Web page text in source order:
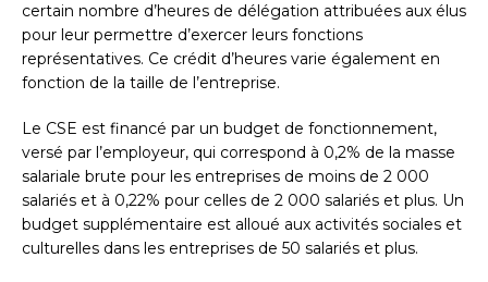
certain nombre d’heures de délégation attribuées aux élus
pour leur permettre d’exercer leurs fonctions
représentatives. Ce crédit d’heures varie également en
fonction de la taille de l’entreprise.
Le CSE est financé par un budget de fonctionnement,
versé par l’employeur, qui correspond à 0,2% de la masse
salariale brute pour les entreprises de moins de 2 000
salariés et à 0,22% pour celles de 2 000 salariés et plus. Un
budget supplémentaire est alloué aux activités sociales et
culturelles dans les entreprises de 50 salariés et plus.